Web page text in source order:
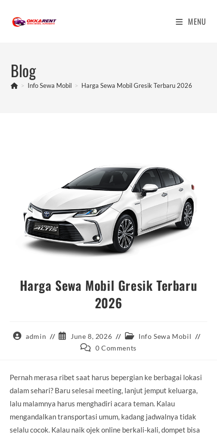
content
MENU
Blog
> Info Sewa Mobil > Harga Sewa Mobil Gresik Terbaru 2026
Harga Sewa Mobil Gresik Terbaru
2026
Postadmin
Post
published:
June 8, 2026
Post
category:
Info Sewa Mobil
Post 0 Comments
Pernah merasa ribet saat harus bepergian ke berbagai lokasi
dalam sehari? Baru selesai meeting, lanjut jemput keluarga,
lalu malamnya harus menghadiri acara teman. Kalau
mengandalkan transportasi umum, kadang jadwalnya tidak
selalu cocok. Kalau naik ojek online berkali-kali, dompet bisa